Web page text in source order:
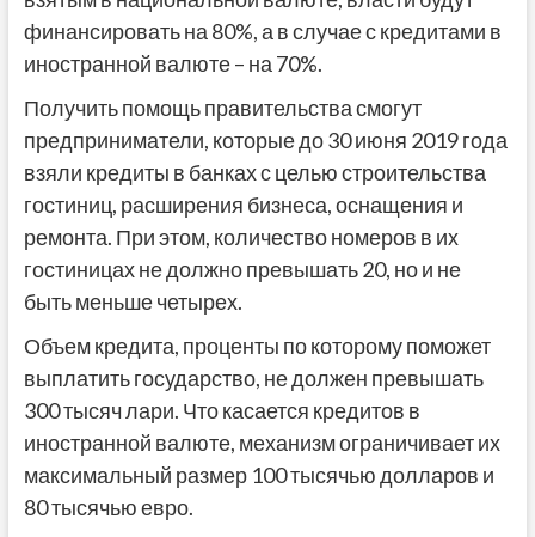
финансировать на 80%, а в случае с кредитами в
иностранной валюте – на 70%.
Получить помощь правительства смогут
предприниматели, которые до 30 июня 2019 года
взяли кредиты в банках с целью строительства
гостиниц, расширения бизнеса, оснащения и
ремонта. При этом, количество номеров в их
гостиницах не должно превышать 20, но и не
быть меньше четырех.
Объем кредита, проценты по которому поможет
выплатить государство, не должен превышать
300 тысяч лари. Что касается кредитов в
иностранной валюте, механизм ограничивает их
максимальный размер 100 тысячью долларов и
80 тысячью евро.